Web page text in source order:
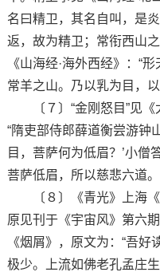
名曰精卫，其名自叫，是
返，故为精卫；常衔西山
《山海经·海外西经》：“
常羊之山。乃以乳为目，
〔７〕“金刚怒目”见《
“隋吏部侍郎薛道衡尝游钟
目，菩萨何为低眉？’小僧
菩萨低眉，所以慈悲六道。
〔８〕《青光》上海《
原见刊于《宇宙风》第六
《烟屑》，原文为：“吾
极少。上流如佛老孔孟庄